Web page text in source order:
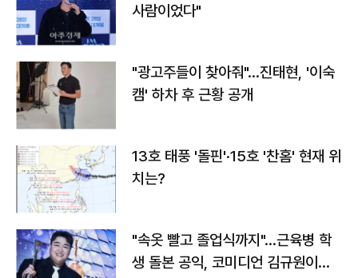
사람이었다"
"광고주들이 찾아줘"…진태현, '이숙
캠' 하차 후 근황 공개
13호 태풍 '돌핀'·15호 '찬홈' 현재 위
치는?
"속옷 빨고 졸업식까지"…근육병 학
생 돌본 공익, 코미디언 김규원이었